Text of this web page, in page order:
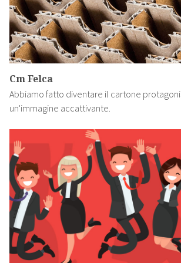
Cm Felca
Abbiamo fatto diventare il cartone
un'immagine accattivante.